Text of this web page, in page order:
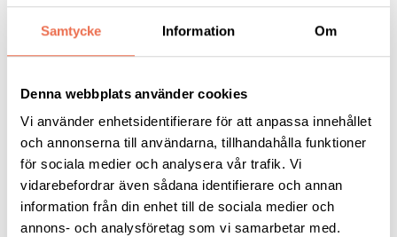
Samtycke Information Om
Denna webbplats använder cookies
Vi använder enhetsidentifierare för att anpassa innehållet
och annonserna till användarna, tillhandahålla funktioner
för sociala medier och analysera vår trafik. Vi
vidarebefordrar även sådana identifierare och annan
information från din enhet till de sociala medier och
annons- och analysföretag som vi samarbetar med.
är smärtan svår att hantera. Ta därför reda på vad du mår bra
av. Hitta dina strategier för att må så bra som möjligt, så att du
Läs mer här:https://neuro.se/artiklar/vaard-och-
rehabilitering/fysioterapeutens-tips-till-dig-som-lever-med-
smaerta/
Den här informationen kommer från vår medlemstidning Reflex,
nummer 3 2024.